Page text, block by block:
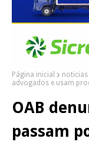
Página inicial noticias
advogados e usam
OAB
passam